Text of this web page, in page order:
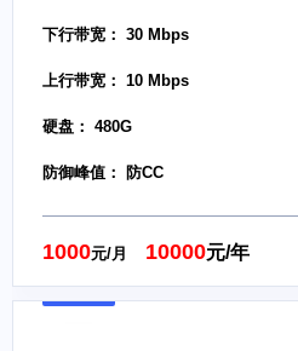
下行带宽： 30 Mbps
上行带宽： 10 Mbps
硬盘： 480G
防御峰值： 防CC
1000元/月 10000元/年